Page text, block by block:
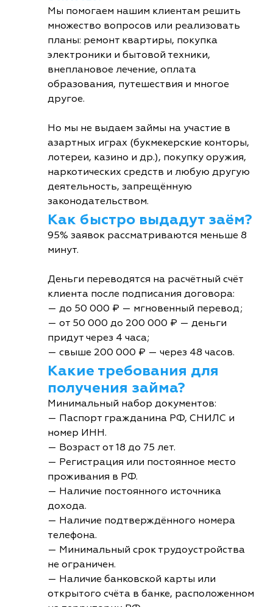
Мы помогаем нашим клиентам решить
множество вопросов или реализовать
планы: ремонт квартиры, покупка
электроники и бытовой техники,
внеплановое лечение, оплата
образования, путешествия и многое
другое.
Но мы не выдаем займы на участие в
азартных играх (букмекерские конторы,
лотереи, казино и др.), покупку оружия,
наркотических средств и любую другую
деятельность, запрещённую
законодательством.
Как быстро выдадут заём?
95% заявок рассматриваются меньше 8
минут.
Деньги переводятся на расчётный счёт
клиента после подписания договора:
— до 50 000 ₽ — мгновенный перевод;
— от 50 000 до 200 000 ₽ — деньги
придут через 4 часа;
— свыше 200 000 ₽ — через 48 часов.
Какие требования для
получения займа?
Минимальный набор документов:
— Паспорт гражданина РФ, СНИЛС и
номер ИНН.
— Возраст от 18 до 75 лет.
— Регистрация или постоянное место
проживания в РФ.
— Наличие постоянного источника
дохода.
— Наличие подтверждённого номера
телефона.
— Минимальный срок трудоустройства
не ограничен.
— Наличие банковской карты или
открытого счёта в банке, расположенном